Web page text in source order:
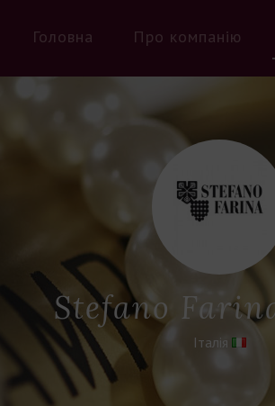
Головна Про компанію
Stefano
Італія